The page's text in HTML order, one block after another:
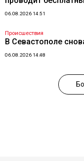
06.08.2026 14:51
Происшествия
В Севастополе
06.08.2026 14:48